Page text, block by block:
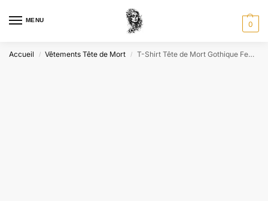
MENU 0
Accueil / Vêtements Tête de Mort / T-Shirt Tête de Mort Gothique Femme « Enslaved Angel »